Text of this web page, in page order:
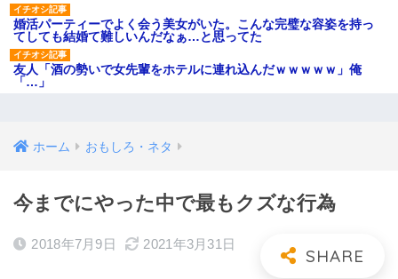
婚活パーティーでよく会う美女がいた。こんな完璧な容姿を持っ
てしても結婚て難しいんだなぁ…と思ってた
友人「酒の勢いで女先輩をホテルに連れ込んだｗｗｗｗｗ」俺
「…」
ホーム おもしろ・ネタ
今までにやった中で最もクズな行為
2018年7月9日 2021年3月31日